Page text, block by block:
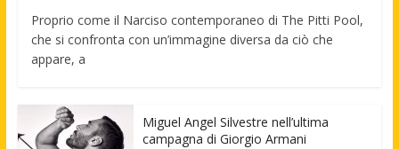
Proprio come il Narciso contemporaneo di The Pitti Pool,
che si confronta con un’immagine diversa da ciò che
appare, a
Miguel Angel Silvestre nell’ultima
campagna di Giorgio Armani